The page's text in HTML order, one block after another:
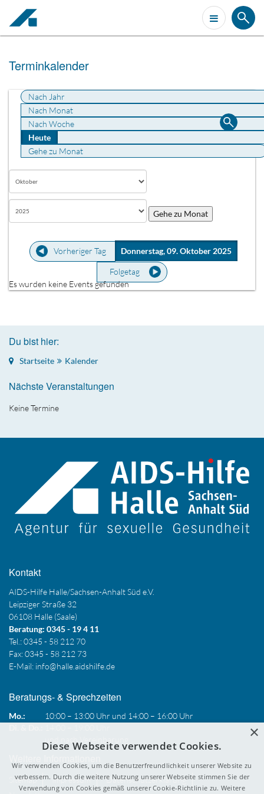
Terminkalender
Nach Jahr
Nach Monat
Nach Woche
Heute
Gehe zu Monat
Gehe zu Monat
Vorheriger Tag Donnerstag, 09. Oktober 2025
Folgetag
Es wurden keine Events gefunden
Du bist hier:
Startseite Kalender
Nächste Veranstaltungen
Keine Termine
Kontakt
AIDS-Hilfe Halle/Sachsen-Anhalt Süd e.V.
Leipziger Straße 32
06108 Halle (Saale)
Beratung: 0345 - 19 4 11
Tel.: 0345 - 58 212 70
Fax: 0345 - 58 212 73
E-Mail: info@halle.aidshilfe.de
Beratungs- & Sprechzeiten
Mo.:
10:00 – 13:00 Uhr und 14:00 – 16:00 Uhr
Sitemap Impressum
Datenschutzerklärung
×
Diese Webseite verwendet Cookies.
Wir verwenden Cookies, um die Benutzerfreundlichkeit unserer Website zu
verbessern. Durch die weitere Nutzung unserer Webseite stimmen Sie der
Verwendung von Cookies gemäß unserer Cookie-Richtlinie zu. Weitere